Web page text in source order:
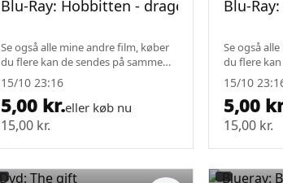
Blu-Ray: Hobbitten - dragen smaugs
Se også alle mine andre film, køber
du flere kan de sendes på samme
fragt.
15/10 23:16
5,00 kr.eller køb nu
15,00 kr.
Blu-
Se også
du flere
fragt.
15/10
5,00
15,00 kr.